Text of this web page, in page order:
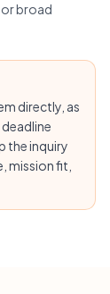
broad
directly, as
the inquiry
mission fit,